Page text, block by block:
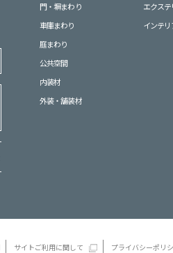
門・塀まわり
車庫まわり
庭まわり
公共空間
内装材
外装・舗装材
エクス
インテ
サイトご利用に関して プライバシーポリ